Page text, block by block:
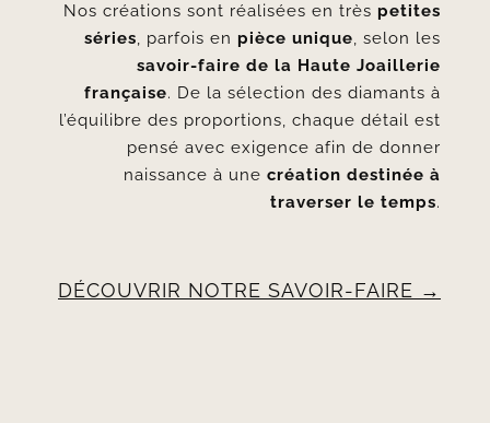
Nos créations sont réalisées en très petites
séries, parfois en pièce unique, selon les
savoir-faire de la Haute Joaillerie
française. De la sélection des diamants à
l’équilibre des proportions, chaque détail est
pensé avec exigence afin de donner
naissance à unecréation destinée à
traverser le temps.
DÉCOUVRIR NOTRE SAVOIR-FAIRE